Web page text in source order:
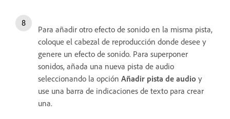
Para añadir otro efecto de sonido en la misma pista,
coloque el cabezal de reproducción donde desee y
genere un efecto de sonido. Para superponer
sonidos, añada una nueva pista de audio
seleccionando la opción Añadir pista de audio y
use una barra de indicaciones de texto para crear
una.